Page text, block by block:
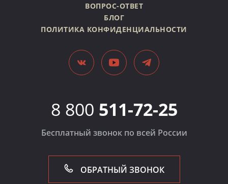
ВОПРОС-ОТВЕТ
БЛОГ
ПОЛИТИКА КОНФИДЕНЦИАЛЬНОСТИ
8 800 511-72-25
Бесплатный звонок по всей России
ОБРАТНЫЙ ЗВОНОК